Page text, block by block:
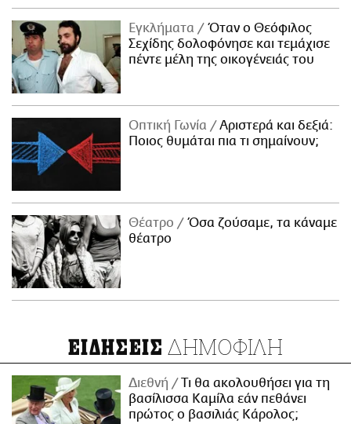
Εγκλήματα
Όταν ο Θεόφιλος
Σεχίδης δολοφόνησε και τεμάχισε
πέντε μέλη της οικογένειάς του
Οπτική Γωνία
Αριστερά και δεξιά:
Ποιος θυμάται πια τι σημαίνουν;
Θέατρο
Όσα ζούσαμε, τα κάναμε
θέατρο
ΕΙΔΗΣΕΙΣ ΔΗΜΟΦΙΛΗ
Διεθνή
Τι θα ακολουθήσει για τη
βασίλισσα Καμίλα εάν πεθάνει
πρώτος ο βασιλιάς Κάρολος;